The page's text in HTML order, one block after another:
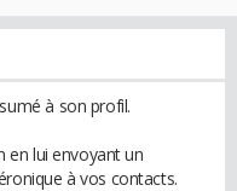
à son profil.
en lui envoyant un
à vos contacts.